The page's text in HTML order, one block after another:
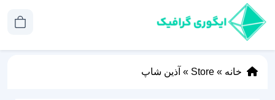
خانه »
Store
» آذین شاپ